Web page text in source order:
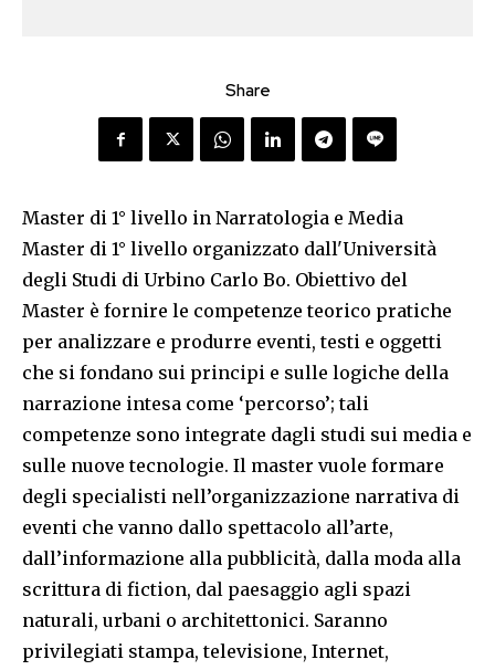
Share
Master di 1° livello in Narratologia e Media
Master di 1° livello organizzato dall'Università
degli Studi di Urbino Carlo Bo. Obiettivo del
Master è fornire le competenze teorico pratiche
per analizzare e produrre eventi, testi e oggetti
che si fondano sui principi e sulle logiche della
narrazione intesa come ‘percorso’; tali
competenze sono integrate dagli studi sui media e
sulle nuove tecnologie. Il master vuole formare
degli specialisti nell’organizzazione narrativa di
eventi che vanno dallo spettacolo all’arte,
dall’informazione alla pubblicità, dalla moda alla
scrittura di fiction, dal paesaggio agli spazi
naturali, urbani o architettonici. Saranno
privilegiati stampa, televisione, Internet,